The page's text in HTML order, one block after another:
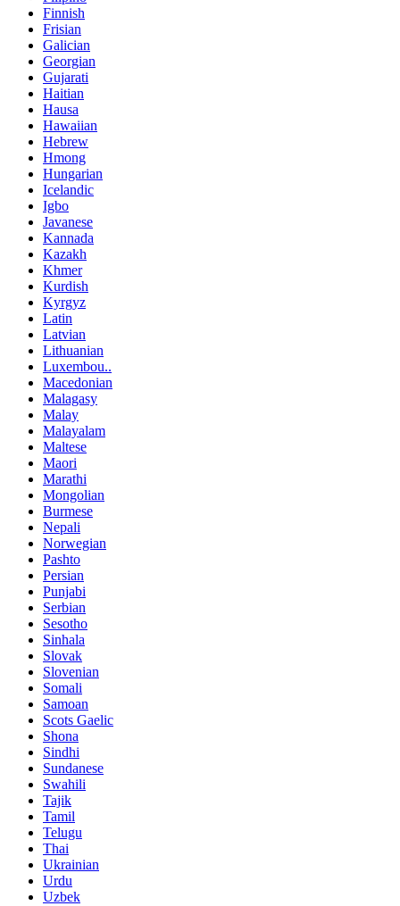
Finnish
Frisian
Galician
Georgian
Gujarati
Haitian
Hausa
Hawaiian
Hebrew
Hmong
Hungarian
Icelandic
Igbo
Javanese
Kannada
Kazakh
Khmer
Kurdish
Kyrgyz
Latin
Latvian
Lithuanian
Luxembou..
Macedonian
Malagasy
Malay
Malayalam
Maltese
Maori
Marathi
Mongolian
Burmese
Nepali
Norwegian
Pashto
Persian
Punjabi
Serbian
Sesotho
Sinhala
Slovak
Slovenian
Somali
Samoan
Scots Gaelic
Shona
Sindhi
Sundanese
Swahili
Tajik
Tamil
Telugu
Thai
Ukrainian
Urdu
Uzbek